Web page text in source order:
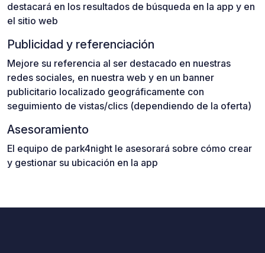
destacará en los resultados de búsqueda en la app y en
el sitio web
Publicidad y referenciación
Mejore su referencia al ser destacado en nuestras
redes sociales, en nuestra web y en un banner
publicitario localizado geográficamente con
seguimiento de vistas/clics (dependiendo de la oferta)
Asesoramiento
El equipo de park4night le asesorará sobre cómo crear
y gestionar su ubicación en la app